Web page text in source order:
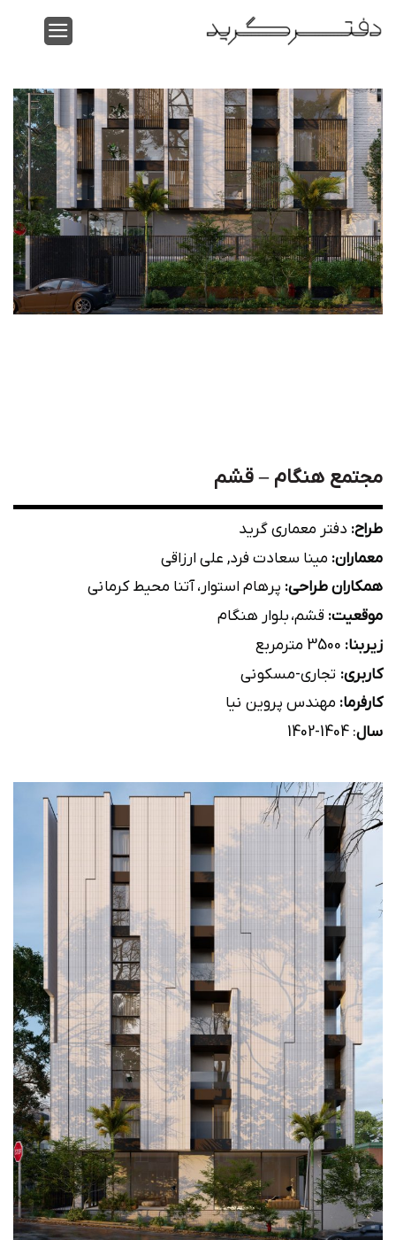
مجتمع هنگام – قشم
طراح: دفتر معماری گرید
معماران: مینا سعادت فرد, علی ارزاقی
همکاران طراحی: پرهام استوار، آتنا محیط کرمانی
موقعیت: قشم، بلوار هنگام
زیربنا:
کاربری: تجاری-مسکونی
کارفرما: مهندس پروین نیا
سال: 1404-1402